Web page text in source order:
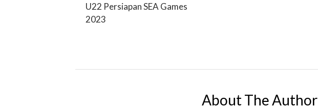
U22 Persiapan SEA Games
2023
About The Author